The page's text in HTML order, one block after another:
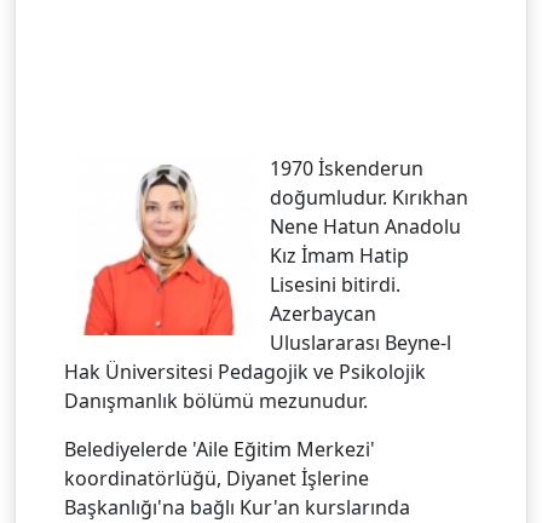
1970 İskenderun
doğumludur. Kırıkhan
Nene Hatun Anadolu
Kız İmam Hatip
Lisesini bitirdi.
Azerbaycan
Uluslararası Beyne-l
Hak Üniversitesi Pedagojik ve Psikolojik
Danışmanlık bölümü mezunudur.
Belediyelerde 'Aile Eğitim Merkezi'
koordinatörlüğü, Diyanet İşlerine
Başkanlığı'na bağlı Kur'an kurslarında